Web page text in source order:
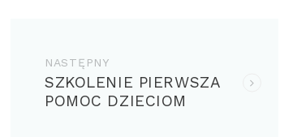
NASTĘPNY
post:
SZKOLENIE PIERWSZA
POMOC DZIECIOM